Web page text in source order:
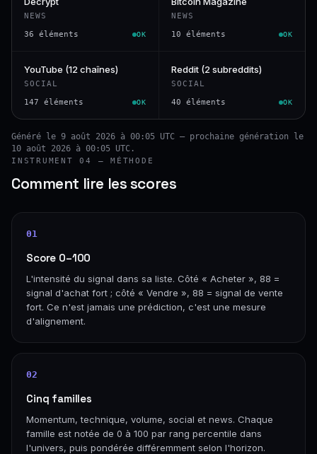
NEWS
36 éléments OK
NEWS
10 éléments OK
YouTube (12 chaînes)
SOCIAL
147 éléments OK
Reddit (2 subreddits)
SOCIAL
40 éléments OK
Généré le 9 août 2026 à 00:05 UTC — prochaine génération le
10 août 2026 à 00:05 UTC.
INSTRUMENT 04 — MÉTHODE
Comment lire les scores
01
Score 0–100
L'intensité du signal dans sa liste. Côté « Acheter », 88 =
signal d'achat fort ; côté « Vendre », 88 = signal de vente
fort. Ce n'est jamais une prédiction, c'est une mesure
d'alignement.
02
Cinq familles
Momentum, technique, volume, social et news. Chaque
famille est notée de 0 à 100 par rang percentile dans
l'univers, puis pondérée différemment selon l'horizon.